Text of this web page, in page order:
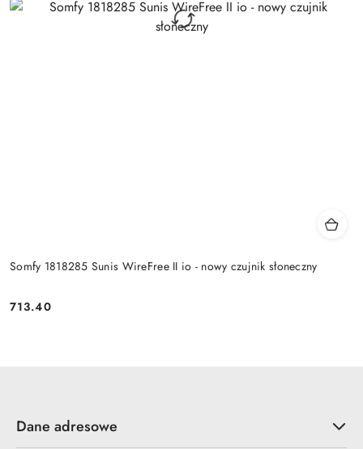
Somfy 1818285 Sunis WireFree II io - nowy czujnik słoneczny
Cena:
713.40
Dane adresowe